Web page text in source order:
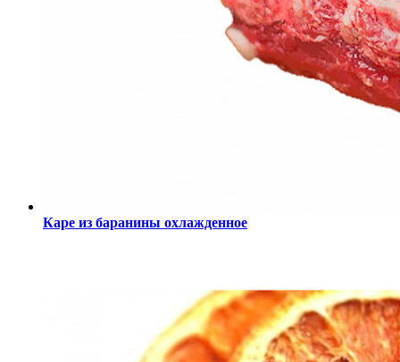
Каре из баранины охлажденное